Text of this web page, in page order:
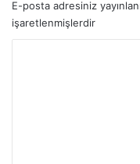
E-posta adresiniz
işaretlenmişlerdir